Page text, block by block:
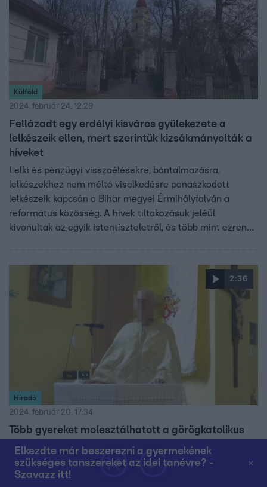
Elkezdte már beszerezni a gyermekének
szükséges tanszereket az idei tanévre? -
Szavazz itt!
Külföld
2024. február 24. 12:29
Fellázadt egy erdélyi kisváros gyülekezete a
lelkészeik ellen, mert szerintük kizsákmányolták a
híveket
Lelki és pénzügyi visszaélésekre, bántalmazásra,
lelkészekhez nem méltó viselkedésre panaszkodott
lelkészeik kapcsán a Bihar megyei Érmihályfalván a
református közösség. A hívek tiltakozásuk jeléül
kivonultak az egyik istentiszteletről, és több mint ezren
mint két évtizede szolgáló pap házaspárt a gyülekezet
éléről. A lelkipásztorok végül be is nyújtották
lemondásukat.
2:36
Híradó
2024. február 20. 17:34
Több gyereket molesztálhatott a görögkatolikus
pap, az ügyészség fegyházba küldené
Fegyházba küldené az ügyészség a kislányok
molesztálásával vádolt Hajdú-Bihar megyei